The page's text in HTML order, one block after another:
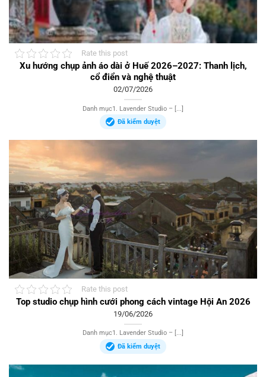
Rate this post
Xu hướng chụp ảnh áo dài ở Huế 2026–2027: Thanh lịch,
cổ điển và nghệ thuật
02/07/2026
Danh mục1. Lavender Studio – [...]
Đã kiểm duyệt
Rate this post
Top studio chụp hình cưới phong cách vintage Hội An 2026
19/06/2026
Danh mục1. Lavender Studio – [...]
Đã kiểm duyệt